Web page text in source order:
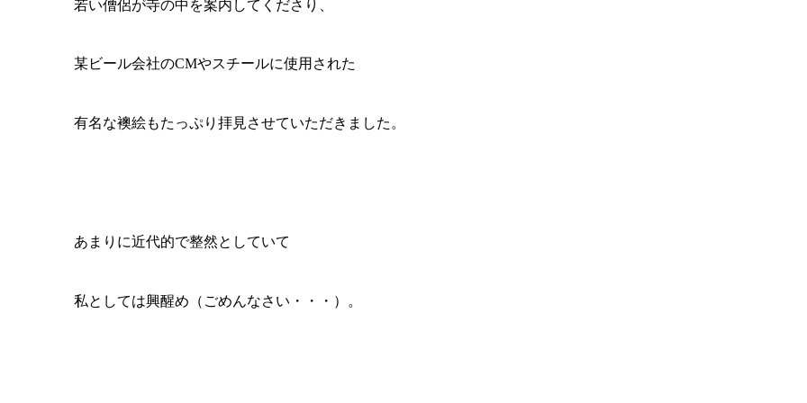
若い僧侶が寺の中を案内してくださり、
某ビール会社のCMやスチールに使用された
有名な襖絵もたっぷり拝見させていただきました。
あまりに近代的で整然としていて
私としては興醒め（ごめんなさい・・・）。